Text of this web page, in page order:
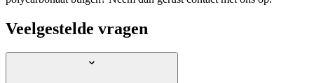
Veelgestelde vragen